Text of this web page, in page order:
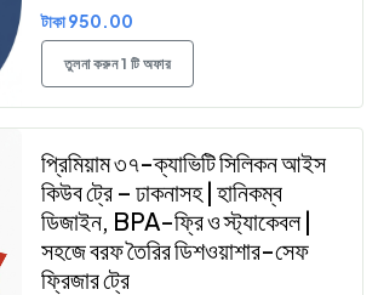
টাকা 950.00
তুলনা করুন 1 টি অফার
প্রিমিয়াম ৩৭-ক্যাভিটি সিলিকন আইস
কিউব ট্রে – ঢাকনাসহ | হানিকম্ব
ডিজাইন, BPA-ফ্রি ও স্ট্যাকেবল |
সহজে বরফ তৈরির ডিশওয়াশার-সেফ
ফ্রিজার ট্রে